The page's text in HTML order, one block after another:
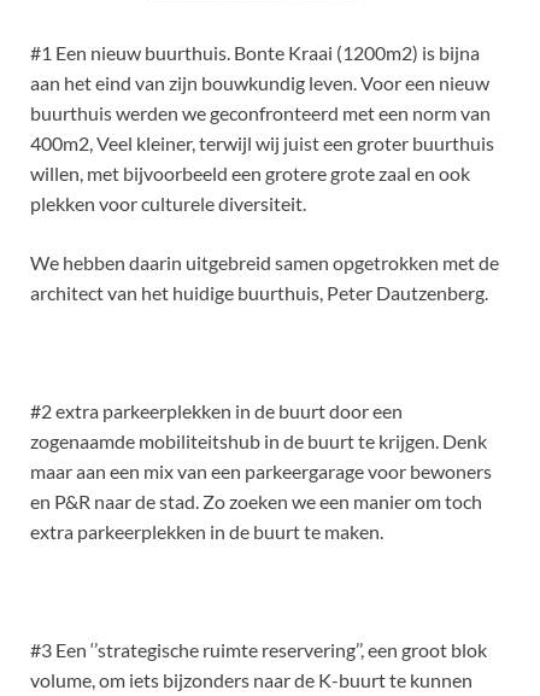
#1 Een nieuw buurthuis. Bonte Kraai (1200m2) is bijna
aan het eind van zijn bouwkundig leven. Voor een nieuw
buurthuis werden we geconfronteerd met een norm van
400m2,Veel kleiner, terwijl wij juist een groter buurthuis
willen, met bijvoorbeeld een grotere grote zaal en ook
plekken voor culturele diversiteit.
We hebben daarin uitgebreid samen opgetrokken met de
architect van het huidige buurthuis, Peter Dautzenberg.
#2 extra parkeerplekken in de buurt door een
zogenaamde mobiliteitshub in de buurt te krijgen. Denk
maar aan een mix van een parkeergarage voor bewoners
en P&R naar de stad. Zo zoeken we een manier om toch
extra parkeerplekken in de buurt te maken.
#3 Een ‘’strategische ruimte reservering’’, een groot blok
volume, om iets bijzonders naar de K-buurt te kunnen